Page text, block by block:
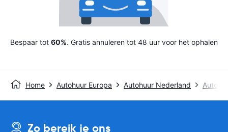
Bespaar tot 60%. Gratis annuleren tot 48 uur voor het ophalen
Home Autohuur Europa Autohuur Nederland
Zo bereik je ons